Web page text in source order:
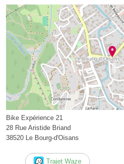
Bike Expérience 21
28 Rue Aristide Briand
38520 Le Bourg-d'Oisans
Trajet Waze